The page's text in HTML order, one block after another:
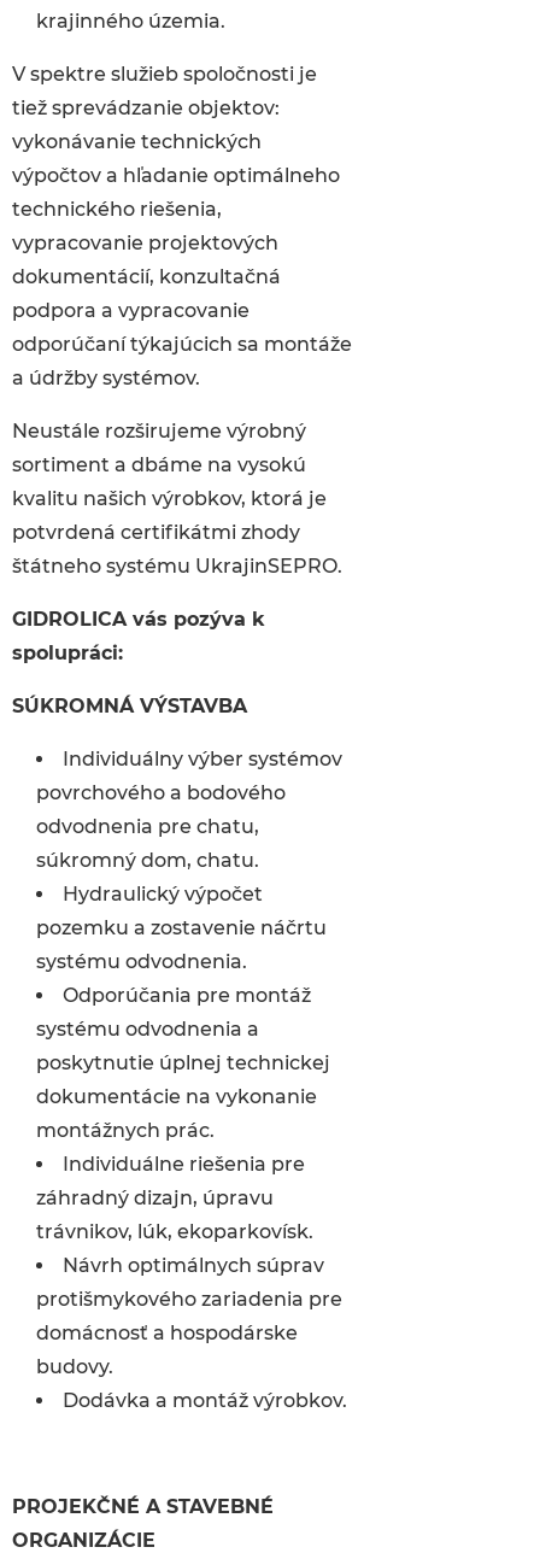
krajinného územia.
V spektre služieb spoločnosti je
tiež sprevádzanie objektov:
vykonávanie technických
výpočtov a hľadanie optimálneho
technického riešenia,
vypracovanie projektových
dokumentácií, konzultačná
podpora a vypracovanie
odporúčaní týkajúcich sa montáže
a údržby systémov.
Neustále rozširujeme výrobný
sortiment a dbáme na vysokú
kvalitu našich výrobkov, ktorá je
potvrdená certifikátmi zhody
štátneho systému UkrajinSЕPRO.
GIDROLICA vás pozýva k
spolupráci:
SÚKROMNÁ VÝSTAVBA
Individuálny výber systémov
povrchového a bodového
odvodnenia pre chatu,
súkromný dom, chatu.
Hydraulický výpočet
pozemku a zostavenie náčrtu
systému odvodnenia.
Odporúčania pre montáž
systému odvodnenia a
poskytnutie úplnej technickej
dokumentácie na vykonanie
montážnych prác.
Individuálne riešenia pre
záhradný dizajn, úpravu
trávnikov, lúk, ekoparkovísk.
Návrh optimálnych súprav
protišmykového zariadenia pre
domácnosť a hospodárske
budovy.
Dodávka a montáž výrobkov.
PROJEKČNÉ A STAVEBNÉ
ORGANIZÁCIE